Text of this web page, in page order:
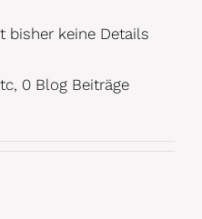
bisher keine Details
0 Blog Beiträge